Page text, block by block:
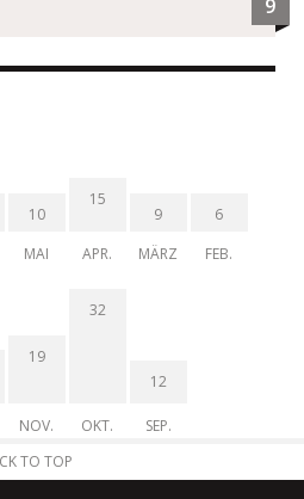
9
10
MAI
15
APR.
9
MÄRZ
6
FEB.
19
NOV.
32
OKT.
12
SEP.
TO TOP